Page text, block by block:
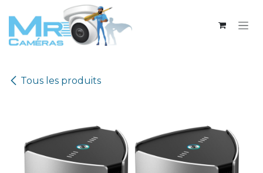
Se rendre au contenu
Tous les produits